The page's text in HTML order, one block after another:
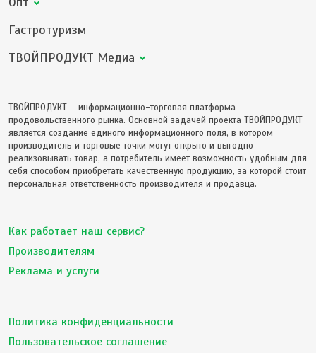
Гастротуризм
ТВОЙПРОДУКТ Медиа
ТВОЙПРОДУКТ – информационно-торговая платформа
продовольственного рынка. Основной задачей проекта ТВОЙПРОДУКТ
является создание единого информационного поля, в котором
производитель и торговые точки могут открыто и выгодно
реализовывать товар, а потребитель имеет возможность удобным для
себя способом приобретать качественную продукцию, за которой стоит
персональная ответственность производителя и продавца.
Как работает наш сервис?
Производителям
Реклама и услуги
Политика конфиденциальности
Пользовательское соглашение